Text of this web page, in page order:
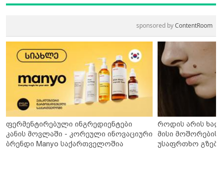
sponsored byContentRoom
ფერმენტირებული ინგრედიენტები
კანის მოვლაში - კორეული ინოვაციური
ბრენდი Manyo საქართველოშია
როდის არის
მისი მოშორების
უსაფრთხო გზები